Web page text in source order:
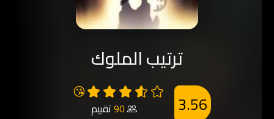
ترتيب الملوك
😘
90تقييم 3.56